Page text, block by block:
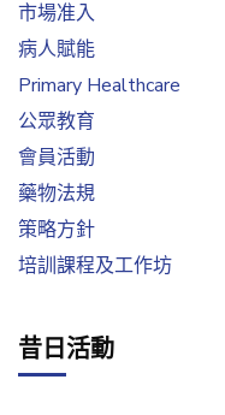
市場准入
病人賦能
Primary Healthcare
公眾教育
會員活動
藥物法規
策略方針
培訓課程及工作坊
昔日活動